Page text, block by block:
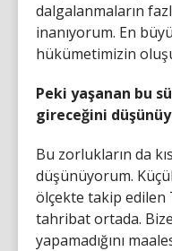
dalgalanmaların
inanıyorum. En
hükümetimizin
Peki yaşanan bu
gireceğini
Bu zorlukların da
düşünüyorum.
ölçekte takip edilen
tahribat ortada.
yapamadığını